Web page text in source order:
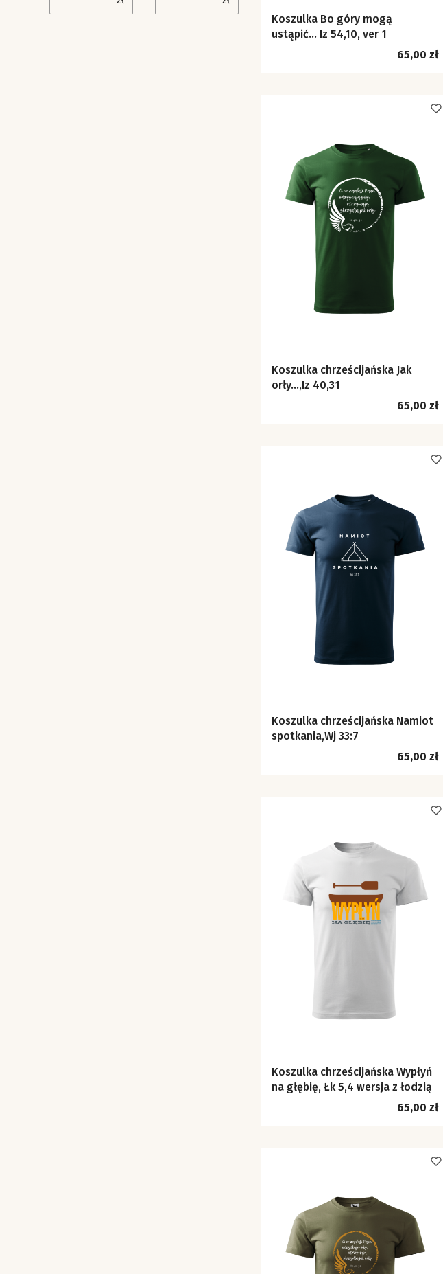
Koszulka Bo góry mogą
ustąpić… Iz 54,10, ver 1
Cena
65,00 zł
Koszulka chrześcijańska Jak
orły...,Iz 40,31
Cena
65,00 zł
Koszulka chrześcijańska Namiot
spotkania,Wj 33:7
Cena
65,00 zł
Koszulka chrześcijańska Wypłyń
na głębię, Łk 5,4 wersja z łodzią
Cena
65,00 zł